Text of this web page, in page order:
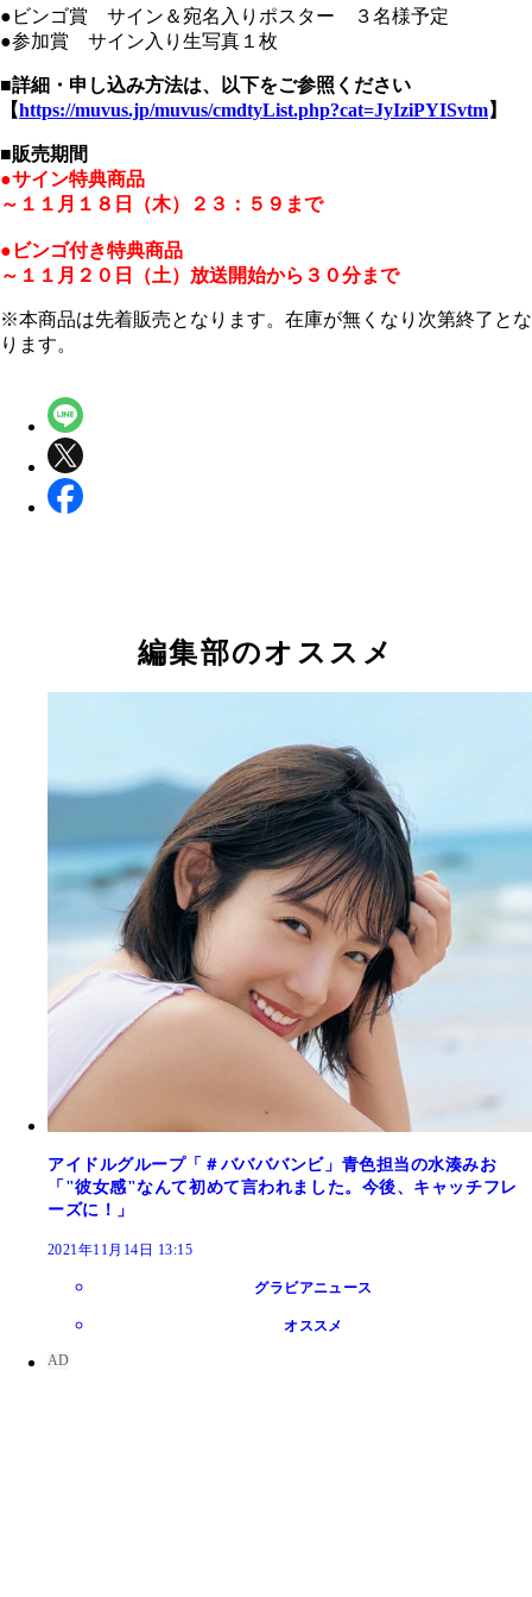
●ビンゴ賞 サイン＆宛名入りポスター ３名様予定
●参加賞 サイン入り生写真１枚
■詳細・申し込み方法は、以下をご参照ください
【https://muvus.jp/muvus/cmdtyList.php?cat=JyIziPYISvtm】
■販売期間
●サイン特典商品
～１１月１８日（木）２３：５９まで
●ビンゴ付き特典商品
～１１月２０日（土）放送開始から３０分まで
※本商品は先着販売となります。在庫が無くなり次第終了とな
ります。
編集部のオススメ
アイドルグループ「＃ババババンビ」青色担当の水湊みお
「"彼女感"なんて初めて言われました。今後、キャッチフレ
ーズに！」
2021年11月14日 13:15
グラビアニュース
オススメ